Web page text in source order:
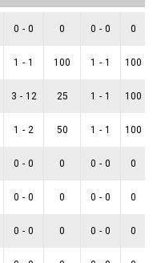
0 - 0 0 0 - 0 0
1 - 1 100 1 - 1 100
3 - 12 25 1 - 1 100
1 - 2 50 1 - 1 100
0 - 0 0 0 - 0 0
0 - 0 0 0 - 0 0
0 - 0 0 0 - 0 0